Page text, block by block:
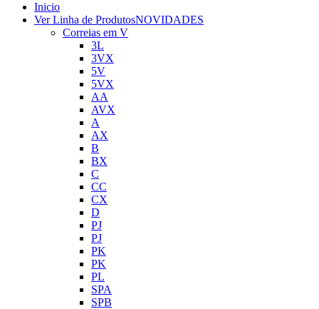
Inicio
Ver Linha de ProdutosNOVIDADES
Correias em V
3L
3VX
5V
5VX
AA
AVX
A
AX
B
BX
C
CC
CX
D
PJ
PJ
PK
PK
PL
SPA
SPB